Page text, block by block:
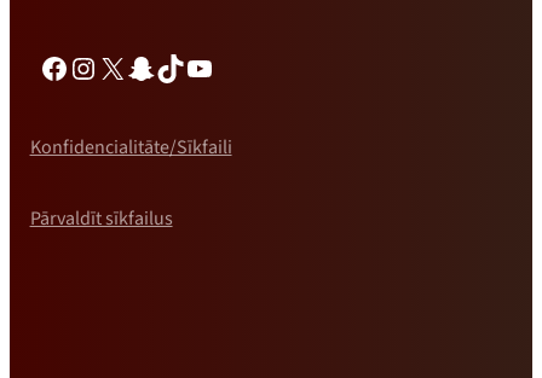
Konfidencialitāte/Sīkfaili
Pārvaldīt sīkfailus
Facebook
Instagram
X Snapchat
TikTokYouTube